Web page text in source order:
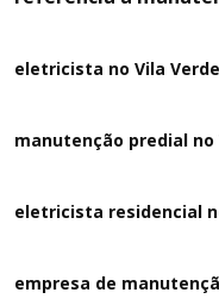
eletricista no Vila Verde
manutenção predial no
eletricista residencial
empresa de